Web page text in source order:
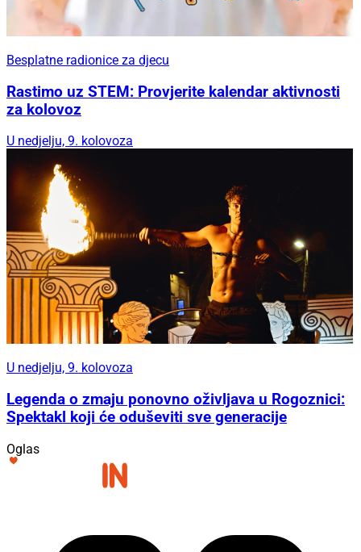
Besplatne radionice za djecu
Rastimo uz STEM: Provjerite kalendar aktivnosti
za kolovoz
U nedjelju, 9. kolovoza
U nedjelju, 9. kolovoza
Legenda o zmaju ponovno oživljava u Rogoznici:
Spektakl koji će oduševiti sve generacije
Oglas